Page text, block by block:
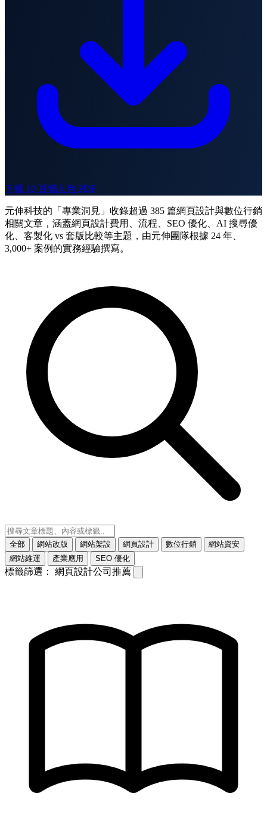
下載 10 頁懶人包 PDF
元伸科技的「專業洞見」收錄超過 385 篇網頁設計與數位行銷
相關文章，涵蓋網頁設計費用、流程、SEO 優化、AI 搜尋優
化、客製化 vs 套版比較等主題，由元伸團隊根據 24 年、
3,000+ 案例的實務經驗撰寫。
全部 網站改版 網站架設 網頁設計 數位行銷
網站資安
網站維運
產業應用 SEO 優化
標籤篩選： 網頁設計公司推薦